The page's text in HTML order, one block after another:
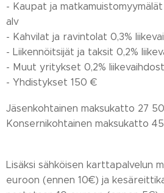
- Kaupat ja matkamuistomyymälät
alv
- Kahvilat ja ravintolat 0,3%
- Liikennöitsijät ja taksit 0,2%
- Muut yritykset 0,2%
- Yhdistykset 150 €
Jäsenkohtainen maksukatto 27
Konsernikohtainen maksukatto
Lisäksi sähköisen karttapalvelun
euroon (ennen 10€) ja